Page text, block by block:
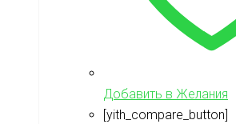
Добавить в Желания
[yith_compare_button]